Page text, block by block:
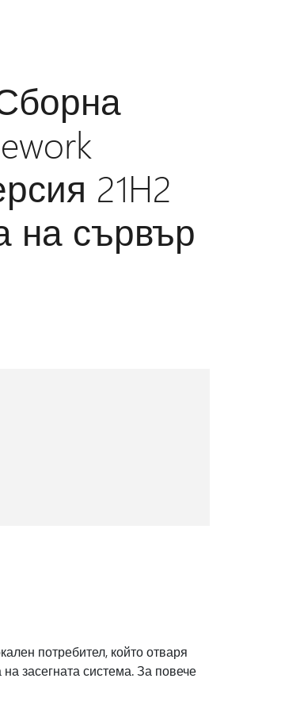
21H2
на сървър
потребител, който отваря
засегната система. За повече